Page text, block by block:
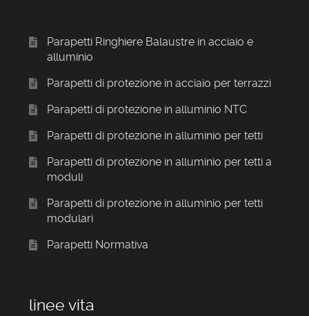
Parapetti Ringhiere Balaustre in acciaio e
alluminio
Parapetti di protezione in acciaio per terrazzi
Parapetti di protezione in alluminio NTC
Parapetti di protezione in alluminio per tetti
Parapetti di protezione in alluminio per tetti a
moduli
Parapetti di protezione in alluminio per tetti
modulari
Parapetti Normativa
linee vita